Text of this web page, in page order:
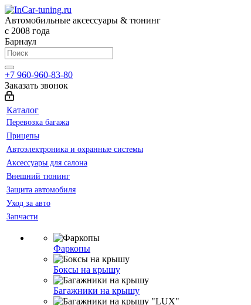
Автомобильные аксессуары & тюнинг
с 2008 года
Барнаул
+7 960-960-83-80
Заказать звонок
Каталог
Перевозка багажа
Прицепы
Автоэлектроника и охранные системы
Аксессуары для салона
Внешний тюнинг
Защита автомобиля
Уход за авто
Запчасти
Фаркопы
Боксы на крышу
Багажники на крышу